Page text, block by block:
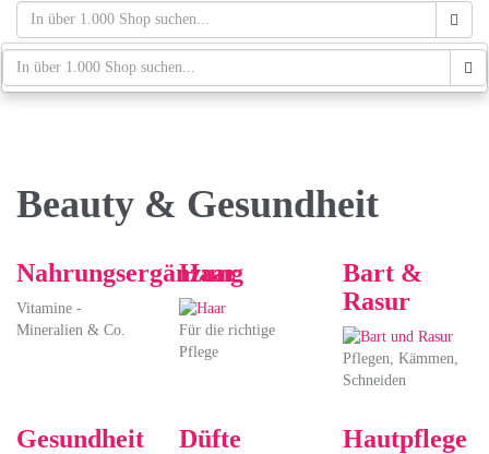
Skip
main
content
schaufenster.de
Beauty & Gesundheit
Nahrungsergänzung
Vitamine -
Mineralien & Co.
Haar
Für die richtige
Pflege
Bart &
Rasur
Pflegen, Kämmen,
Schneiden
Gesundheit Düfte Hautpflege